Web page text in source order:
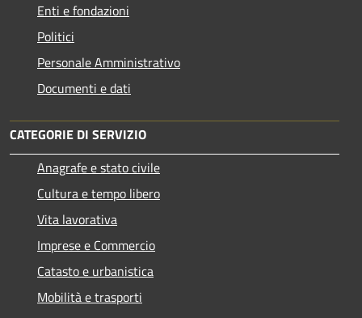
Enti e fondazioni
Politici
Personale Amministrativo
Documenti e dati
CATEGORIE DI SERVIZIO
Anagrafe e stato civile
Cultura e tempo libero
Vita lavorativa
Imprese e Commercio
Catasto e urbanistica
Mobilità e trasporti